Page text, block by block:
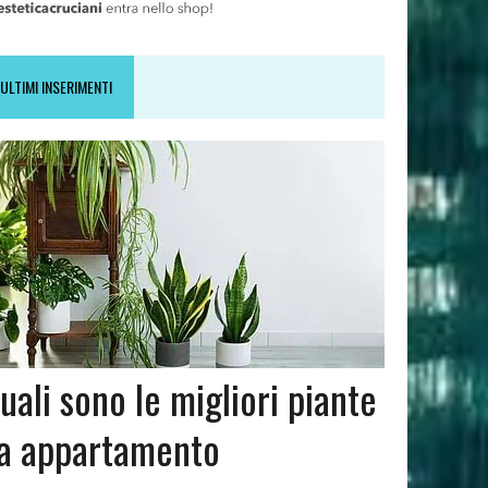
ULTIMI INSERIMENTI
sono le migliori piante
appartamento